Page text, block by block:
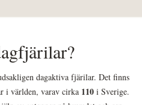
dagaktiva fjärilar. Det finns
i världen, varav cirka 110 i Sverige.